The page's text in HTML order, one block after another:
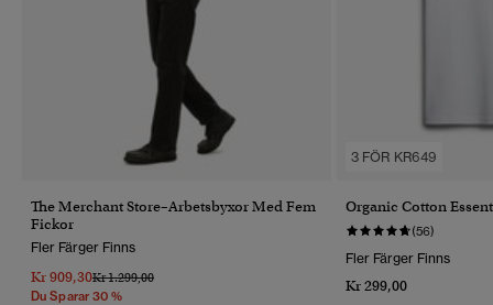
The Merchant Store–Arbetsbyxor Med Fem
Fickor
Fler Färger Finns
Kr 909,30Pris Reducerat Från
Kr 1.299,00Till
Du Sparar 30 %
3 FÖR KR649
Organic Cotton
(56)
Fler Färger Finns
Kr 299,00